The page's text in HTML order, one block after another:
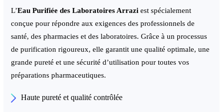
L’Eau Purifiée des Laboratoires Arrazi est spécialement
conçue pour répondre aux exigences des professionnels de
santé, des pharmacies et des laboratoires. Grâce à un processus
de purification rigoureux, elle garantit une qualité optimale, une
grande pureté et une sécurité d’utilisation pour toutes vos
préparations pharmaceutiques.
Haute pureté et qualité contrôlée